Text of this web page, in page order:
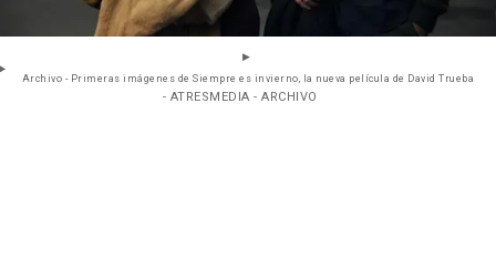
Archivo - Primeras imágenes de Siempre es invierno, la nueva película de David Trueba
- ATRESMEDIA - ARCHIVO